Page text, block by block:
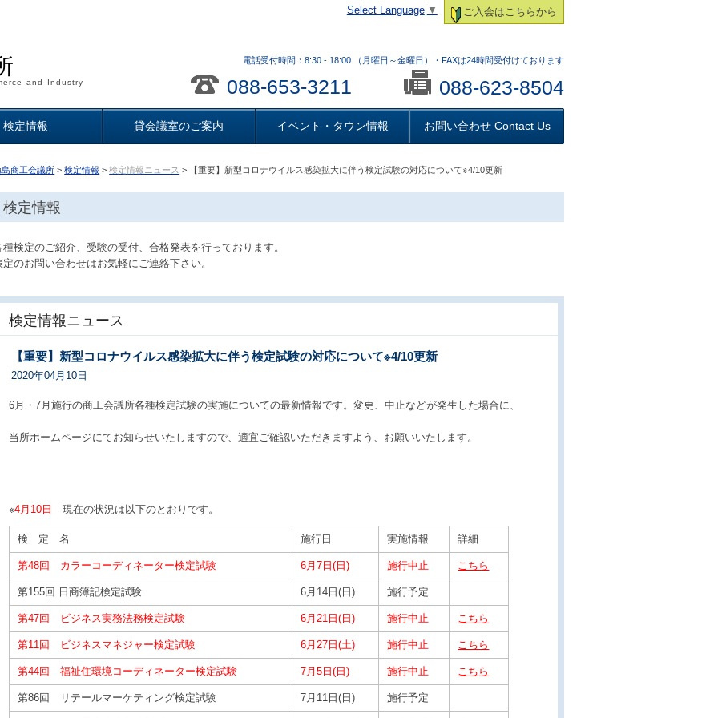
ご入会はこちらから
Select Language ▼
and Industry
電話受付時間：8:30 - 18:00 （月曜日～金曜日）・FAXは24時間受付けております
088-653-3211 088-623-8504
検定情報 貸会議室のご案内 イベント・タウン情報 お問い合わせ Contact Us
島商工会議所 >検定情報 >検定情報ニュース > 【重要】新型コロナウイルス感染拡大に伴う検定試験の対応について※4/10更新
検定情報
種検定のご紹介、受験の受付、合格発表を行っております。
定のお問い合わせはお気軽にご連絡下さい。
検定情報ニュース
【重要】新型コロナウイルス感染拡大に伴う検定試験の対応について※4/10更新
2020年04月10日
6月・7月施行の商工会議所各種検定試験の実施についての最新情報です。変更、中止などが発生した場合に、
当所ホームページにてお知らせいたしますので、適宜ご確認いただきますよう、お願いいたします。
※4月10日 現在の状況は以下のとおりです。
検 定 名 施行日 実施情報 詳細
第48回 カラーコーディネーター検定試験 6月7日(日) 施行中止 こちら
第155回 日商簿記検定試験 6月14日(日) 施行予定
第47回 ビジネス実務法務検定試験 6月21日(日) 施行中止 こちら
第11回 ビジネスマネジャー検定試験 6月27日(土) 施行中止 こちら
第44回 福祉住環境コーディネーター検定試験 7月5日(日) 施行中止 こちら
第86回 リテールマーケティング検定試験 7月11日(日) 施行予定